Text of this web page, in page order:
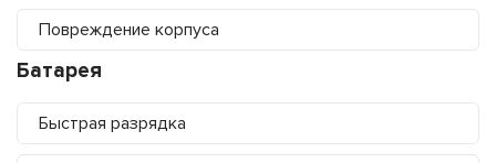
Повреждение корпуса
Батарея
Быстрая разрядка